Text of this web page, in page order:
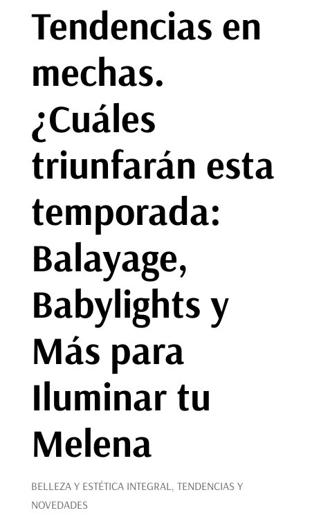
Tendencias en
mechas.
¿Cuáles
triunfarán esta
temporada:
Balayage,
Babylights y
Más para
Iluminar tu
Melena
BELLEZA Y ESTÉTICA INTEGRAL, TENDENCIAS Y
NOVEDADES